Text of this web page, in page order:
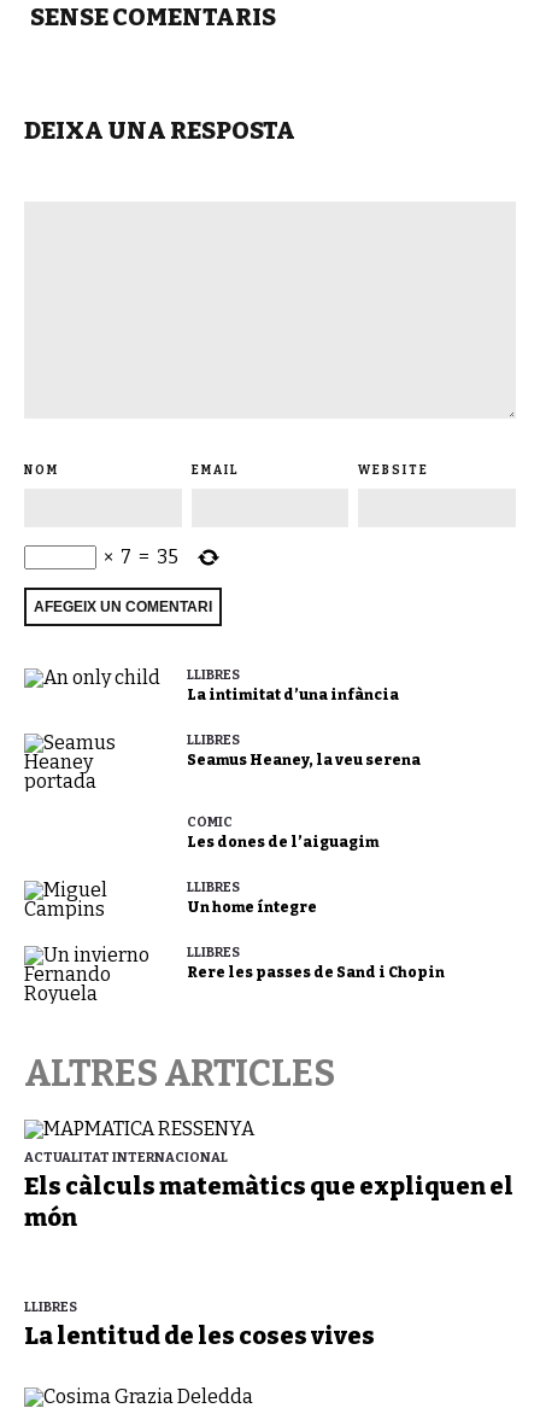
SENSE COMENTARIS
DEIXA UNA RESPOSTA
NOM EMAIL WEBSITE
× 7 = 35
LLIBRES
La intimitat d’una infància
LLIBRES
Seamus Heaney, la veu serena
CÒMIC
Les dones de l’aiguagim
LLIBRES
Un home íntegre
LLIBRES
Rere les passes de Sand i Chopin
ALTRES ARTICLES
ACTUALITAT INTERNACIONAL
Els càlculs matemàtics que expliquen el
món
LLIBRES
La lentitud de les coses vives